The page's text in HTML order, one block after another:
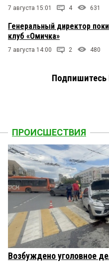
7 августа 15:01 4 631
Генеральный директор
клуб «Омичка»
7 августа 14:00 2 480
Подпишитесь
ПРОИСШЕСТВИЯ
Возбуждено уголовное